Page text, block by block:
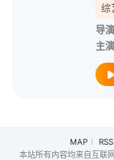
综
导演
主演
MAP RSS
本站所有内容均来自互联